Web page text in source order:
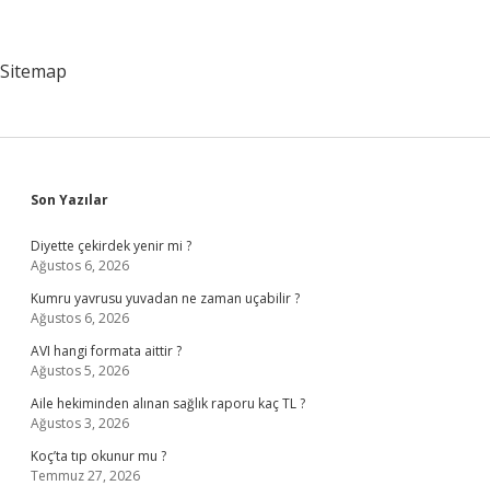
Sitemap
Sidebar
Son Yazılar
Diyette çekirdek yenir mi ?
Ağustos 6, 2026
Kumru yavrusu yuvadan ne zaman uçabilir ?
Ağustos 6, 2026
AVI hangi formata aittir ?
Ağustos 5, 2026
Aile hekiminden alınan sağlık raporu kaç TL ?
Ağustos 3, 2026
Koç’ta tıp okunur mu ?
Temmuz 27, 2026